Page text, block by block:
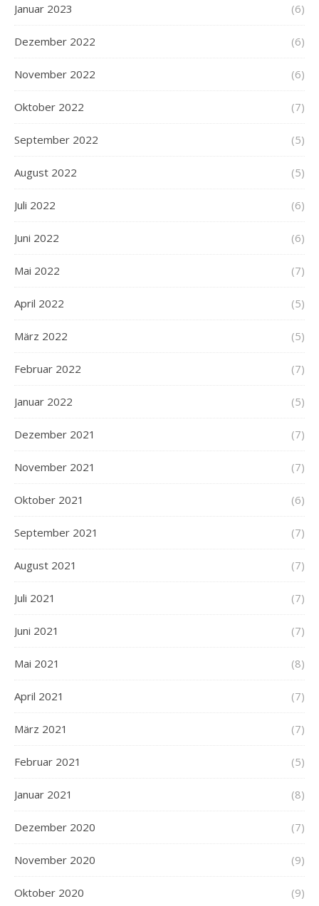
Januar 2023 (6)
Dezember 2022 (6)
November 2022 (6)
Oktober 2022 (7)
September 2022 (5)
August 2022 (5)
Juli 2022 (6)
Juni 2022 (6)
Mai 2022 (7)
April 2022 (5)
März 2022 (5)
Februar 2022 (7)
Januar 2022 (5)
Dezember 2021 (7)
November 2021 (7)
Oktober 2021 (6)
September 2021 (7)
August 2021 (7)
Juli 2021 (7)
Juni 2021 (7)
Mai 2021 (8)
April 2021 (7)
März 2021 (7)
Februar 2021 (5)
Januar 2021 (8)
Dezember 2020 (7)
November 2020 (9)
Oktober 2020 (9)